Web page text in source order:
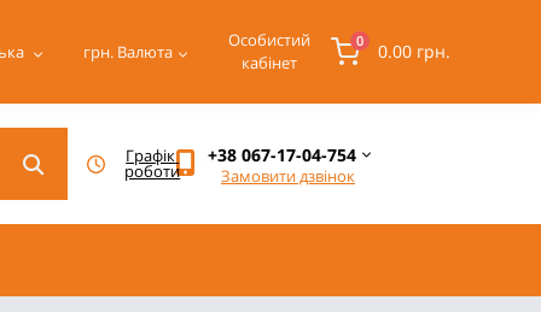
грн. Валюта
Особистий
кабінет
0 0.00 грн.
Графік
роботи
+38 067-17-04-754
Замовити дзвінок